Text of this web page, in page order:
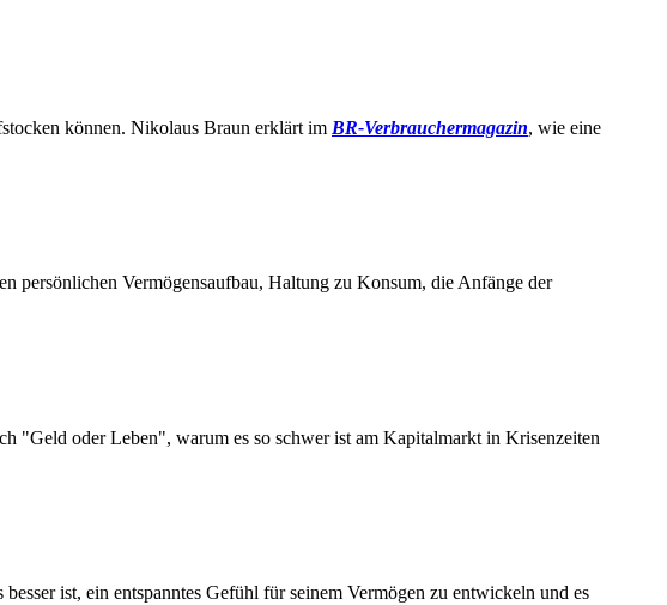
können. Nikolaus Braun erklärt im BR-Verbrauchermagazin, wie eine
persönlichen Vermögensaufbau, Haltung zu Konsum, die Anfänge der
"Geld oder Leben", warum es so schwer ist am Kapitalmarkt in Krisenzeiten
ist, ein entspanntes Gefühl für seinem Vermögen zu entwickeln und es